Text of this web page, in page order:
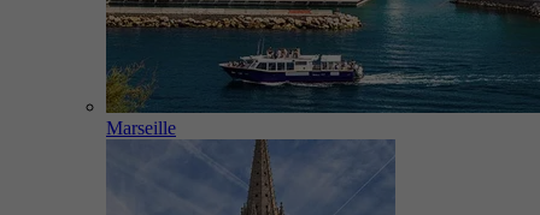
Marseille